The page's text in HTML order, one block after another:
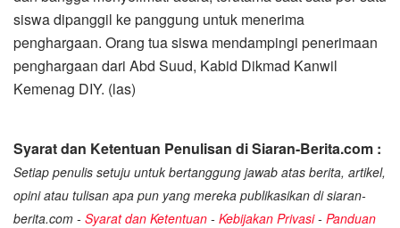
siswa dipanggil ke panggung untuk menerima
penghargaan. Orang tua siswa mendampingi penerimaan
penghargaan dari Abd Suud, Kabid Dikmad Kanwil
Kemenag DIY. (las)
Syarat dan Ketentuan Penulisan di Siaran-Berita.com :
Setiap penulis setuju untuk bertanggung jawab atas berita, artikel,
opini atau tulisan apa pun yang mereka publikasikan di siaran-
berita.com - Syarat dan Ketentuan - Kebijakan Privasi- Panduan